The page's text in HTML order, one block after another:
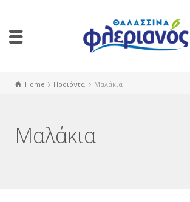
Home Προϊόντα Μαλάκια
Μαλάκια